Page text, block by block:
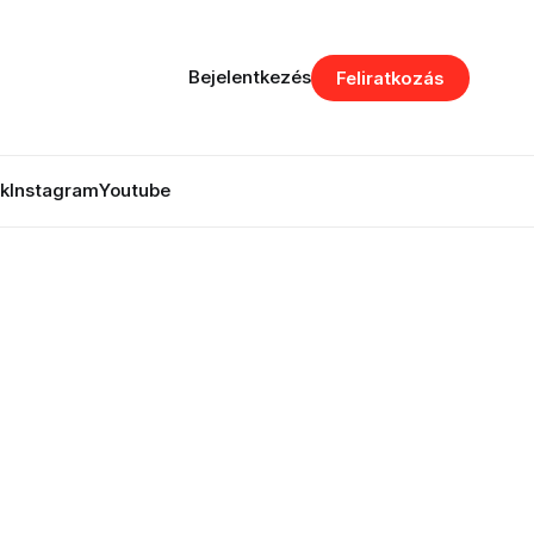
InstagramYoutube
Bejelentkezés Feliratkozás